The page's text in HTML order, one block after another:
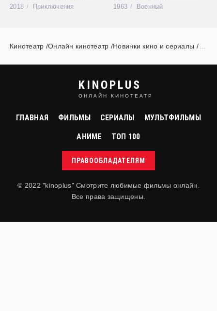
2018
Приключения
1963
Военный
Кинотеатр /Онлайн кинотеатр /Новинки кино и сериалы
KINOPLUS
ОНЛАЙН КИНОТЕАТР
ГЛАВНАЯ ФИЛЬМЫ СЕРИАЛЫ МУЛЬТФИЛЬМЫ
АНИМЕ ТОП 100
ПРАВООБЛАДАТЕЛЯМ
© 2022 "kinoplus" Смотрите любимые фильмы онлайн.
Все права защищены.